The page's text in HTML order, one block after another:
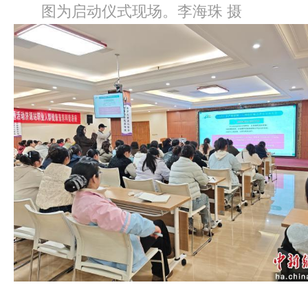
图为启动仪式现场。李海珠 摄